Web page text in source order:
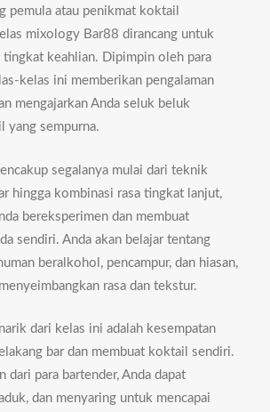
pemula atau penikmat koktail
mixology Bar88 dirancang untuk
tingkat keahlian. Dipimpin oleh para
kelas ini memberikan pengalaman
mengajarkan Anda seluk beluk
yang sempurna.
segalanya mulai dari teknik
hingga kombinasi rasa tingkat lanjut,
bereksperimen dan membuat
sendiri. Anda akan belajar tentang
beralkohol, pencampur, dan hiasan,
rasa dan tekstur.
dari kelas ini adalah kesempatan
bar dan membuat koktail sendiri.
dari para bartender, Anda dapat
dan menyaring untuk mencapai